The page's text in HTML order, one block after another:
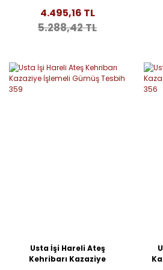
4.495,16 TL
5.288,42 TL
Usta İşi Hareli Ateş
Kehribarı Kazaziye